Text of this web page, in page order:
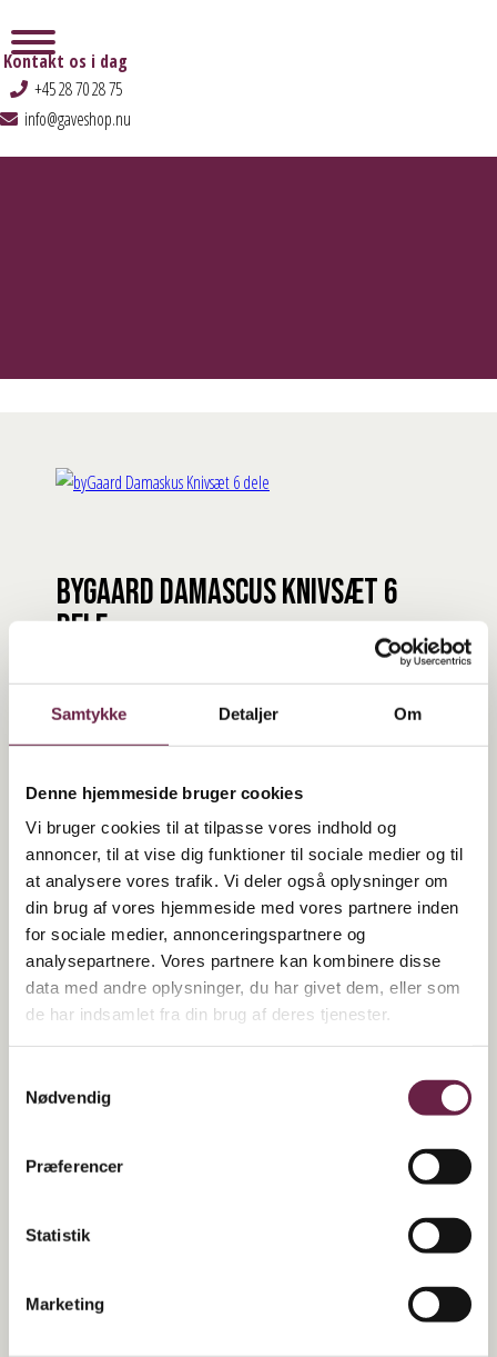
Samtykke Detaljer Om
Denne hjemmeside bruger cookies
Vi bruger cookies til at tilpasse vores indhold og
annoncer, til at vise dig funktioner til sociale medier og til
at analysere vores trafik. Vi deler også oplysninger om
din brug af vores hjemmeside med vores partnere inden
for sociale medier, annonceringspartnere og
analysepartnere. Vores partnere kan kombinere disse
data med andre oplysninger, du har givet dem, eller som
de har indsamlet fra din brug af deres tjenester.
Nødvendig
Præferencer
Statistik
Marketing
Kontakt os i dag
+45 28 70 28 75
info@gaveshop.nu
byGaard Damascus Knivsæt 6
dele
720,00DKK
Beskrivelse
Dette eksklusive 5-delte knivsæt kombinerer æstetik og skarphed i
køkkenet. Knivene er fremstillet i Damaskus-stål med VG10 kerne,
hvilket sikrer præcise og rene snit – uanset om du hakker
grøntsager, trancherer kød eller skærer brød. Med det
medfølgende strygestål bevarer du nemt knivenes skarphed i
hverdagen.
Et ideelt sæt til både den kvalitetsbevidste hjemmekok og som
• Fremstillet i Damaskus stål med VG10 kerne
• Ergonomiske Pakka-træhåndtag
• Leveres i elegant gaveemballage